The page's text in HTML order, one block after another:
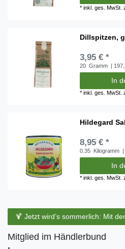
*inkl. ges. MwSt.
Dillspitzen,
3,95 € *
20 Gramm |
In
*inkl. ges. MwSt.
Hildegard
8,95 € *
0.35 Kilogramm
In
*inkl. ges. MwSt.
Mitglied im Händlerbund